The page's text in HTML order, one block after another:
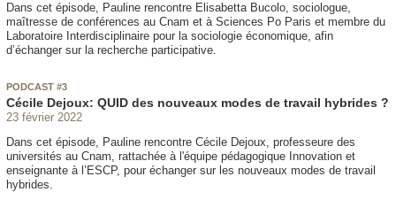
Dans cet épisode, Pauline rencontre Elisabetta Bucolo, sociologue,
maîtresse de conférences au Cnam et à Sciences Po Paris et membre du
Laboratoire Interdisciplinaire pour la sociologie économique, afin
d’échanger sur la recherche participative.
PODCAST #3
Cécile Dejoux: QUID des nouveaux modes de travail hybrides ?
23 février 2022
Dans cet épisode, Pauline rencontre Cécile Dejoux, professeure des
universités au Cnam, rattachée à l'équipe pédagogique Innovation et
enseignante à l’ESCP, pour échanger sur les nouveaux modes de travail
hybrides.